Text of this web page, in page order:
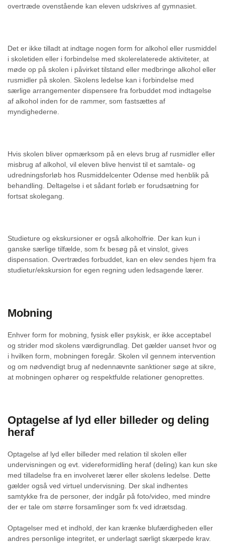
overtræde ovenstående kan eleven udskrives af gymnasiet.
Det er ikke tilladt at indtage nogen form for alkohol eller rusmiddel
i skoletiden eller i forbindelse med skolerelaterede aktiviteter, at
møde op på skolen i påvirket tilstand eller medbringe alkohol eller
rusmidler på skolen. Skolens ledelse kan i forbindelse med
særlige arrangementer dispensere fra forbuddet mod indtagelse
af alkohol inden for de rammer, som fastsættes af
myndighederne.
Hvis skolen bliver opmærksom på en elevs brug af rusmidler eller
misbrug af alkohol, vil eleven blive henvist til et samtale- og
udredningsforløb hos Rusmiddelcenter Odense med henblik på
behandling. Deltagelse i et sådant forløb er forudsætning for
fortsat skolegang.
Studieture og ekskursioner er også alkoholfrie. Der kan kun i
ganske særlige tilfælde, som fx besøg på et vinslot, gives
dispensation. Overtrædes forbuddet, kan en elev sendes hjem fra
studietur/ekskursion for egen regning uden ledsagende lærer.
Mobning
Enhver form for mobning, fysisk eller psykisk, er ikke acceptabel
og strider mod skolens værdigrundlag. Det gælder uanset hvor og
i hvilken form, mobningen foregår. Skolen vil gennem intervention
og om nødvendigt brug af nedennævnte sanktioner søge at sikre,
at mobningen ophører og respektfulde relationer genoprettes.
Optagelse af lyd eller billeder og deling
heraf
Optagelse af lyd eller billeder med relation til skolen eller
undervisningen og evt. videreformidling heraf (deling) kan kun ske
med tilladelse fra en involveret lærer eller skolens ledelse. Dette
gælder også ved virtuel undervisning. Der skal indhentes
samtykke fra de personer, der indgår på foto/video, med mindre
der er tale om større forsamlinger som fx ved idrætsdag.
Optagelser med et indhold, der kan krænke blufærdigheden eller
andres personlige integritet, er underlagt særligt skærpede krav.